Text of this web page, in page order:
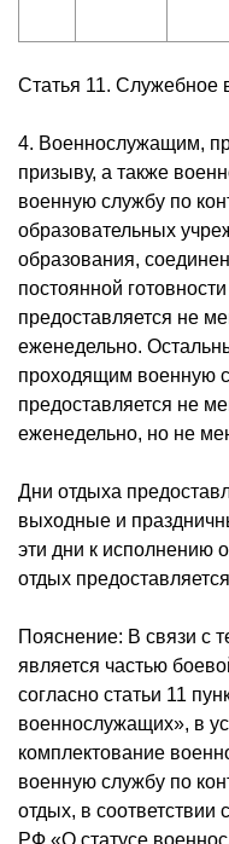
Статья 11. Служебное
4. Военнослужащим,
призыву, а также
военную службу по
образовательных
образования,
постоянной
предоставляется не
еженедельно.
проходящим военную
предоставляется не
еженедельно, но не
Дни отдыха
выходные и
эти дни к исполнению
отдых
Пояснение: В связи с
является частью
согласно статьи 11
военнослужащих», в
комплектование
военную службу по
отдых, в соответствии
РФ «О статусе